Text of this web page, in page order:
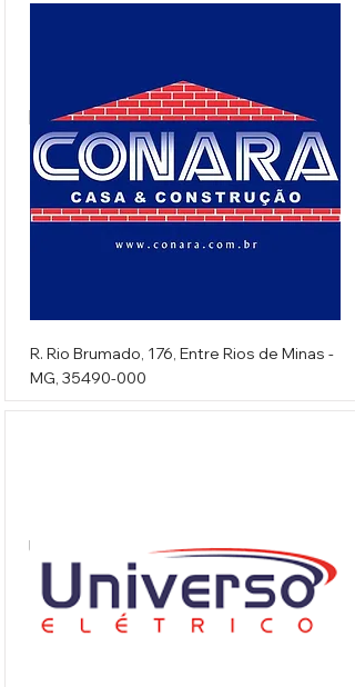
Deposito Conara
R. Rio Brumado, 176, Entre Rios de Minas -
MG, 35490-000
Universo Elétrico